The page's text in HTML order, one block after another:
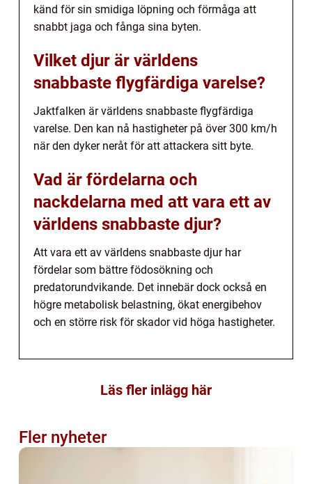
känd för sin smidiga löpning och förmåga att
snabbt jaga och fånga sina byten.
Vilket djur är världens
snabbaste flygfärdiga varelse?
Jaktfalken är världens snabbaste flygfärdiga
varelse. Den kan nå hastigheter på över 300 km/h
när den dyker neråt för att attackera sitt byte.
Vad är fördelarna och
nackdelarna med att vara ett av
världens snabbaste djur?
Att vara ett av världens snabbaste djur har
fördelar som bättre födosökning och
predatorundvikande. Det innebär dock också en
högre metabolisk belastning, ökat energibehov
och en större risk för skador vid höga hastigheter.
Läs fler inlägg här
Fler nyheter